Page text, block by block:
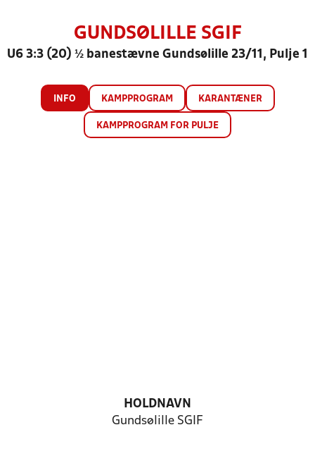
GUNDSØLILLE SGIF
U6 3:3 (20) ½ banestævne Gundsølille 23/11, Pulje 1
INFO KAMPPROGRAM KARANTÆNER
KAMPPROGRAM FOR PULJE
HOLDNAVN
Gundsølille SGIF